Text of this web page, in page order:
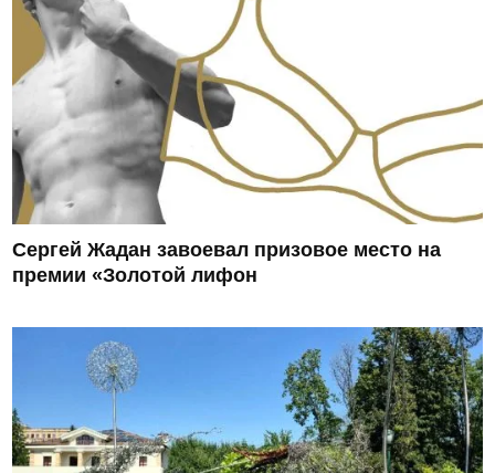
Сергей Жадан завоевал призовое место на
премии «Золотой лифон